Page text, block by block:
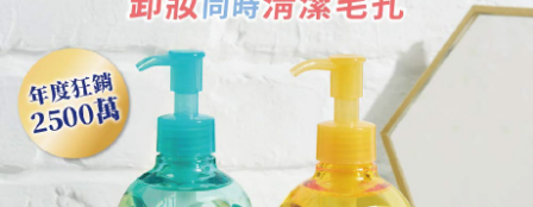
３．未成年的使用者請事先徵得法定代理人或監護人之同意方可使用
「AFTEE先享後付」，若未經同意申辦者引起之損失，本公司不負相關責
任。
４．使用「AFTEE先享後付」時，將依據個別帳號之用戶狀況，依本公司即
時審查核予不同之上限額度；若仍有額度不足之情形，本公司將視審查結果
請求用戶進行身份認證。
５．嚴禁一人註冊多個帳號或使用他人資訊註冊。若發現惡意使用之情形，
恩沛科技股份有限公司將有權停止該用戶之使用額度並採取法律行動。
每筆NT$100，滿NT$790(含以上)免運費
付款後寶雅門市自取(由倉庫統一出貨)
每筆NT$80，滿NT$290(含以上)免運費